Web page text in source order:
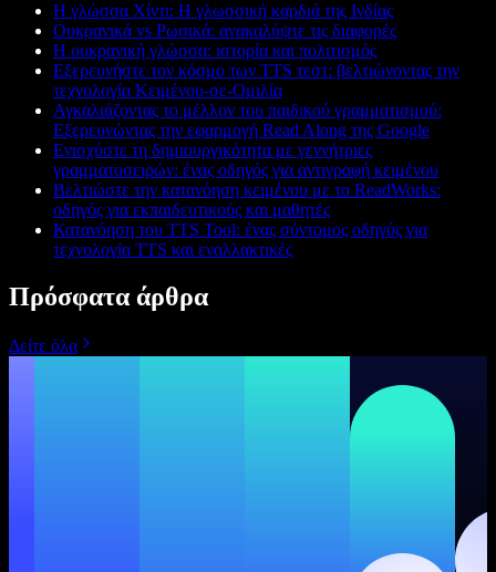
Η γλώσσα Χίντι: Η γλωσσική καρδιά της Ινδίας
Ουκρανικά vs Ρωσικά: ανακαλύψτε τις διαφορές
Η ουκρανική γλώσσα: ιστορία και πολιτισμός
Εξερευνήστε τον κόσμο των TTS τεστ: βελτιώνοντας την
τεχνολογία Κειμένου-σε-Ομιλία
Αγκαλιάζοντας το μέλλον του παιδικού γραμματισμού:
Εξερευνώντας την εφαρμογή Read Along της Google
Ενισχύστε τη δημιουργικότητα με γεννήτριες
γραμματοσειρών: ένας οδηγός για αντιγραφή κειμένου
Βελτιώστε την κατανόηση κειμένου με το ReadWorks:
οδηγός για εκπαιδευτικούς και μαθητές
Κατανόηση του TTS Tool: ένας σύντομος οδηγός για
τεχνολογία TTS και εναλλακτικές
Πρόσφατα άρθρα
Δείτε όλα